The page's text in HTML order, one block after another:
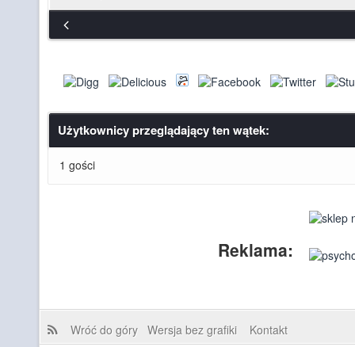
Użytkownicy przeglądający ten wątek:
1 gości
Reklama:
Wróć do góry Wersja bez grafiki
Kontakt